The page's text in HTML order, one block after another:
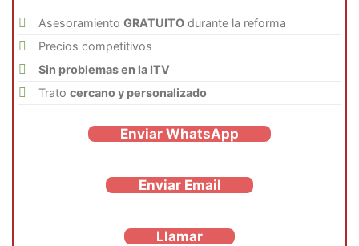
AsesoramientoGRATUITO durante la reforma
Precios competitivos
Sin problemas en la ITV
Tratocercano y personalizado
Enviar WhatsApp
Enviar Email
Llamar